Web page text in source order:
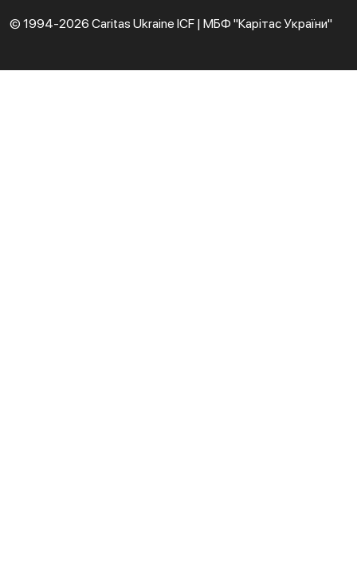
© 1994-2026 Caritas Ukraine ICF | МБФ "Карітас України"